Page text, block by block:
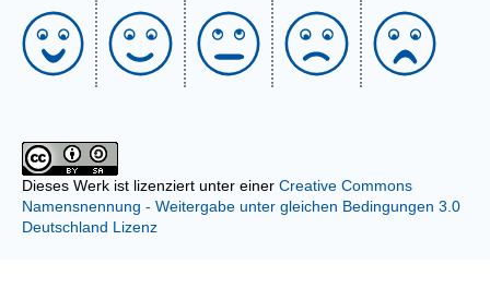
Dieses Werk ist lizenziert unter einer Creative Commons
Namensnennung - Weitergabe unter gleichen Bedingungen 3.0
Deutschland Lizenz